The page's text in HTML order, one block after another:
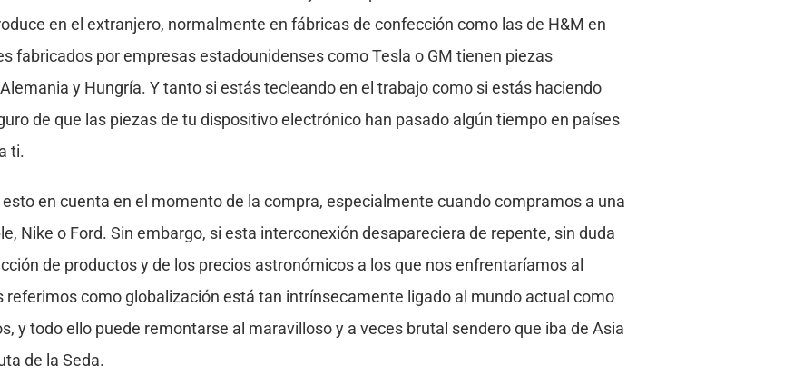
en el extranjero, normalmente en fábricas de confección como las de H&M en
fabricados por empresas estadounidenses como Tesla o GM tienen piezas
y Hungría. Y tanto si estás tecleando en el trabajo como si estás haciendo
de que las piezas de tu dispositivo electrónico han pasado algún tiempo en países
ti.
en cuenta en el momento de la compra, especialmente cuando compramos a una
Nike o Ford. Sin embargo, si esta interconexión desapareciera de repente, sin duda
de productos y de los precios astronómicos a los que nos enfrentaríamos al
referimos como globalización está tan intrínsecamente ligado al mundo actual como
y todo ello puede remontarse al maravilloso y a veces brutal sendero que iba de Asia
de la Seda.